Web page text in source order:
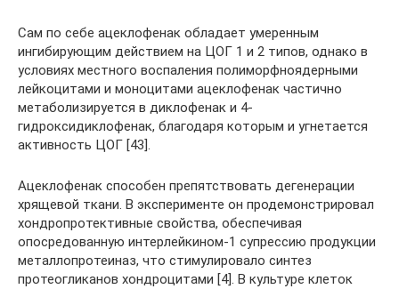
Сам по себе ацеклофенак обладает умеренным
ингибирующим действием на ЦОГ 1 и 2 типов, однако в
условиях местного воспаления полиморфноядерными
лейкоцитами и моноцитами ацеклофенак частично
метаболизируется в диклофенак и 4-
гидроксидиклофенак, благодаря которым и угнетается
активность ЦОГ [43].
Ацеклофенак способен препятствовать дегенерации
хрящевой ткани. В эксперименте он продемонстрировал
хондропротективные свойства, обеспечивая
опосредованную интерлейкином-1 супрессию продукции
металлопротеиназ, что стимулировало синтез
протеогликанов хондроцитами [4]. В культуре клеток